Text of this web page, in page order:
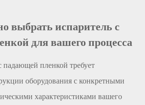
выбрать испаритель с
для вашего процесса
пленкой требует
оборудования с конкретными
характеристиками вашего